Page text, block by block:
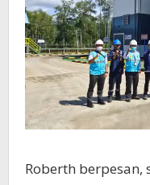
Roberth berpesan,